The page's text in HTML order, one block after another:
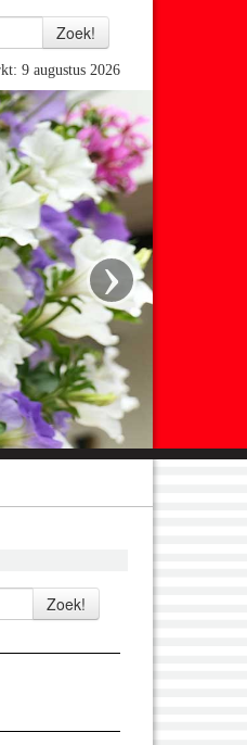
9 augustus 2026
›